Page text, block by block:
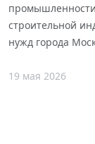
строительной
нужд города
19 мая 2026